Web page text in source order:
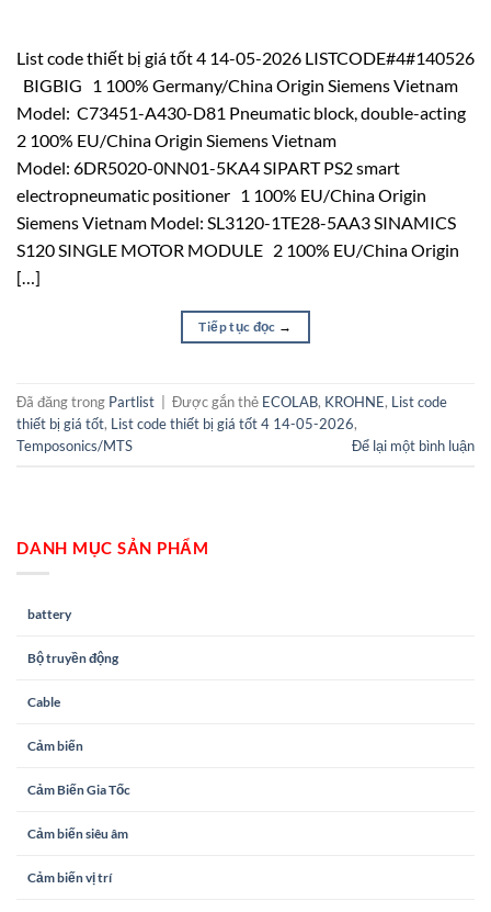
List code thiết bị giá tốt 4 14-05-2026 LISTCODE#4#140526
BIGBIG 1 100% Germany/China Origin Siemens Vietnam
Model: C73451-A430-D81 Pneumatic block, double-acting
2 100% EU/China Origin Siemens Vietnam
Model: 6DR5020-0NN01-5KA4 SIPART PS2 smart
electropneumatic positioner 1 100% EU/China Origin
Siemens Vietnam Model: SL3120-1TE28-5AA3 SINAMICS
S120 SINGLE MOTOR MODULE 2 100% EU/China Origin
[…]
Tiếp tục đọc →
Đã đăng trong Partlist Được gắn thẻ ECOLAB, KROHNE, List code
thiết bị giá tốt, List code thiết bị giá tốt 4 14-05-2026,
Temposonics/MTS
Để lại một bình luận
DANH MỤC SẢN PHẨM
battery
Bộ truyền động
Cable
Cảm biến
Cảm Biến Gia Tốc
Cảm biến siêu âm
Cảm biến vị trí